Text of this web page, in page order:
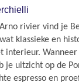
Arno rivier vind je
klassieke en
interieur. Wanneer
je uitzicht op de
espresso en